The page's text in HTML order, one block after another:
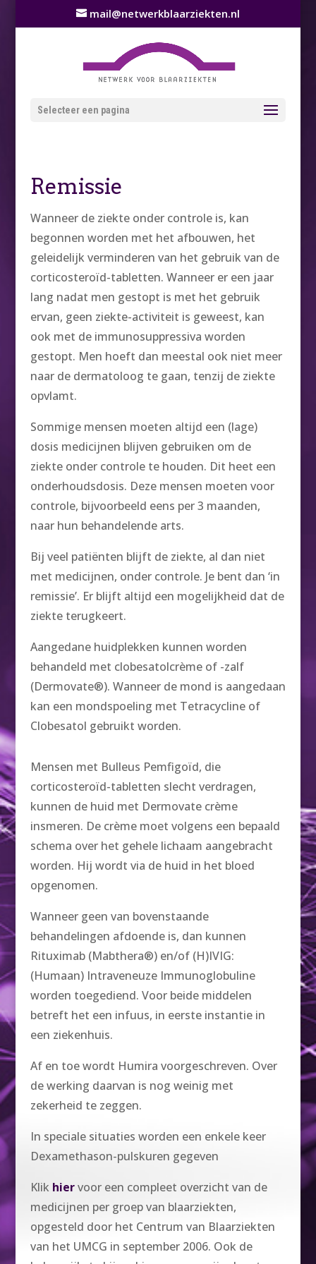
mail@netwerkblaarziekten.nl
Selecteer een pagina
Remissie
Wanneer de ziekte onder controle is, kan
begonnen worden met het afbouwen, het
geleidelijk verminderen van het gebruik van de
corticosteroïd-tabletten. Wanneer er een jaar
lang nadat men gestopt is met het gebruik
ervan, geen ziekte-activiteit is geweest, kan
ook met de immunosuppressiva worden
gestopt. Men hoeft dan meestal ook niet meer
naar de dermatoloog te gaan, tenzij de ziekte
opvlamt.
Sommige mensen moeten altijd een (lage)
dosis medicijnen blijven gebruiken om de
ziekte onder controle te houden. Dit heet een
onderhoudsdosis. Deze mensen moeten voor
controle, bijvoorbeeld eens per 3 maanden,
naar hun behandelende arts.
Bij veel patiënten blijft de ziekte, al dan niet
met medicijnen, onder controle. Je bent dan ‘in
remissie’. Er blijft altijd een mogelijkheid dat de
ziekte terugkeert.
Aangedane huidplekken kunnen worden
behandeld met clobesatolcrème of -zalf
(Dermovate®). Wanneer de mond is aangedaan
kan een mondspoeling met Tetracycline of
Clobesatol gebruikt worden.
Mensen met Bulleus Pemfigoïd, die
corticosteroïd-tabletten slecht verdragen,
kunnen de huid met Dermovate crème
insmeren. De crème moet volgens een bepaald
schema over het gehele lichaam aangebracht
worden. Hij wordt via de huid in het bloed
opgenomen.
Wanneer geen van bovenstaande
behandelingen afdoende is, dan kunnen
Rituximab (Mabthera®) en/of (H)IVIG:
(Humaan) Intraveneuze Immunoglobuline
worden toegediend. Voor beide middelen
betreft het een infuus, in eerste instantie in
een ziekenhuis.
Af en toe wordt Humira voorgeschreven. Over
de werking daarvan is nog weinig met
zekerheid te zeggen.
In speciale situaties worden een enkele keer
Dexamethason-pulskuren gegeven
Klik hiervoor een compleet overzicht van de
medicijnen per groep van blaarziekten,
opgesteld door het Centrum van Blaarziekten
van het UMCG in september 2006. Ook de